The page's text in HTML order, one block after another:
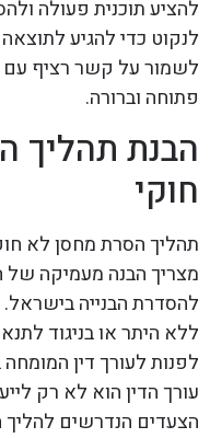
להציע תוכנית פעולה
לנקוט כדי להגיע
לשמור על קשר רציף עם
פתוחה וברורה.
הבנת תהליך
חוקי
תהליך הסרת מחסן לא
מצריך הבנה מעמיקה של
להסדרת הבנייה בישראל.
ללא היתר או בניגוד
לפנות לעורך דין
עורך הדין הוא לא רק
הצעדים הנדרשים להליך